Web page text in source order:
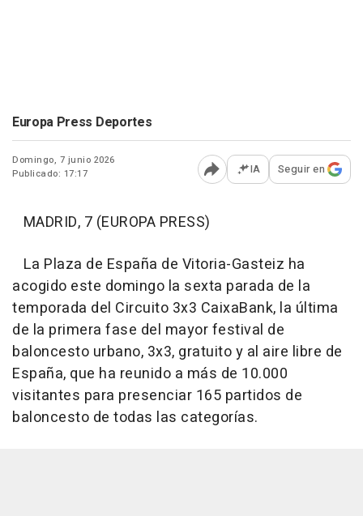
Europa Press Deportes
Domingo, 7 junio 2026
Publicado: 17:17
Abrir opciones para
IA Seguir en
MADRID, 7 (EUROPA PRESS)
La Plaza de España de Vitoria-Gasteiz ha
acogido este domingo la sexta parada de la
temporada del Circuito 3x3 CaixaBank, la última
de la primera fase del mayor festival de
baloncesto urbano, 3x3, gratuito y al aire libre de
España, que ha reunido a más de 10.000
visitantes para presenciar 165 partidos de
baloncesto de todas las categorías.